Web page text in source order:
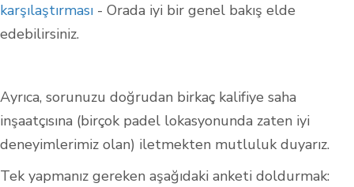
karşılaştırması - Orada iyi bir genel bakış elde
edebilirsiniz.
Ayrıca, sorunuzu doğrudan birkaç kalifiye saha
inşaatçısına (birçok padel lokasyonunda zaten iyi
deneyimlerimiz olan) iletmekten mutluluk duyarız.
Tek yapmanız gereken aşağıdaki anketi doldurmak: